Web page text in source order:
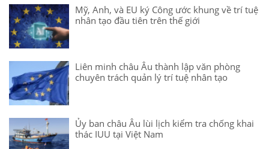
Mỹ, Anh, và EU ký Công ước khung về trí tuệ
nhân tạo đầu tiên trên thế giới
Liên minh châu Âu thành lập văn phòng
chuyên trách quản lý trí tuệ nhân tạo
Ủy ban châu Âu lùi lịch kiểm tra chống khai
thác IUU tại Việt Nam